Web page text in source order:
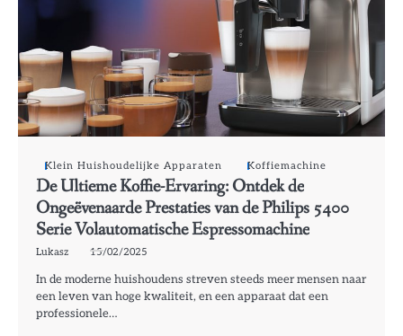
Klein Huishoudelijke Apparaten Koffiemachine
De Ultieme Koffie-Ervaring: Ontdek de
Ongeëvenaarde Prestaties van de Philips 5400
Serie Volautomatische Espressomachine
Lukasz 15/02/2025
In de moderne huishoudens streven steeds meer mensen naar
een leven van hoge kwaliteit, en een apparaat dat een
professionele…